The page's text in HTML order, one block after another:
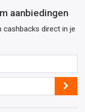
aanbiedingen
cashbacks direct in je